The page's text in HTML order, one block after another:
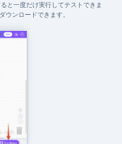
と一度だけ実行してテストできま
ウンロードできます。